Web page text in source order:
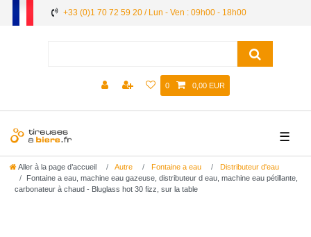
+33 (0)1 70 72 59 20 / Lun - Ven : 09h00 - 18h00
0 0,00 EUR
☰
Aller à la page d’accueil Autre Fontaine a eau
Distributeur d'eau
Fontaine a eau, machine eau gazeuse, distributeur d eau, machine eau pétillante,
carbonateur à chaud - Bluglass hot 30 fizz, sur la table